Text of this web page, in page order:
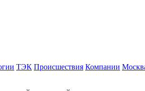
ТЭК Происшествия Компании